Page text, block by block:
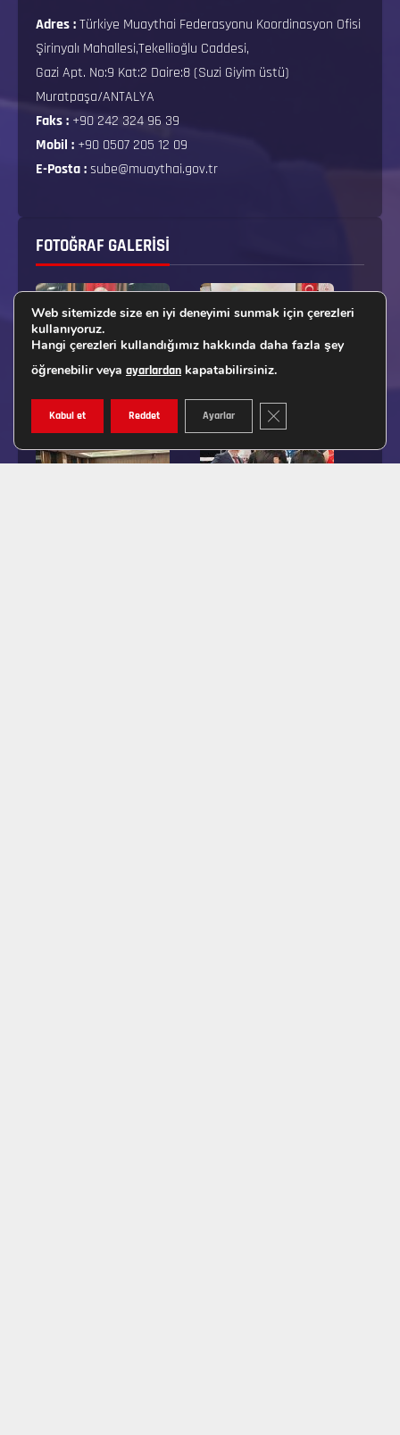
Adres :Türkiye Muaythai Federasyonu Koordinasyon Ofisi
Şirinyalı Mahallesi,Tekellioğlu Caddesi,
Gazi Apt. No:9 Kat:2 Daire:8 (Suzi Giyim üstü)
Muratpaşa/ANTALYA
Faks : +90 242 324 96 39
Mobil : +90 0507 205 12 09
E-Posta :sube@muaythai.gov.tr
FOTOĞRAF GALERISI
Web sitemizde size en iyi deneyimi sunmak için çerezleri
kullanıyoruz.
Hangi çerezleri kullandığımız hakkında daha fazla şey
öğrenebilir veya ayarlardan kapatabilirsiniz.
Kabul et Reddet Ayarlar GDPR ÇEREZ ŞERIDINI